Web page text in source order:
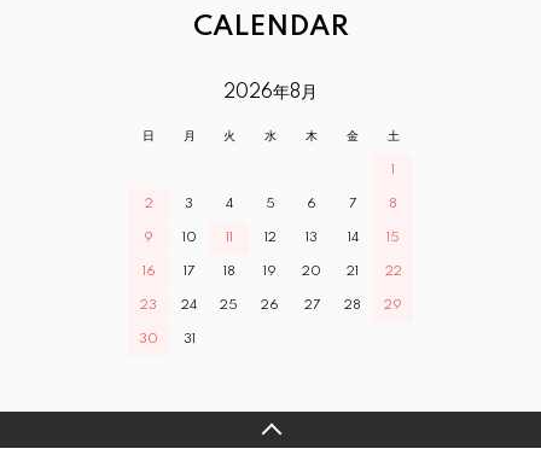
CALENDAR
2026年8月
日 月 火 水 木 金 土
1
2 3 4 5 6 7 8
9 10 11 12 13 14 15
16 17 18 19 20 21 22
23 24 25 26 27 28 29
30 31